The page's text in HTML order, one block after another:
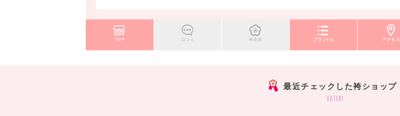
TOP 口コミ 袴衣装 プラン(1) アクセス
最近チェックした袴ショップ
history